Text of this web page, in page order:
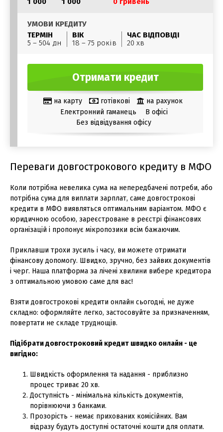
УМОВИ КРЕДИТУ
ТЕРМІН
5 – 504 дн
ВІК
18 – 75 років
ЧАС ВІДПОВІДІ
20 хв
Отримати кредит
на карту готівкові
на рахунок
Електронний гаманець
В офісі
Без відвідування офісу
Переваги довгострокового кредиту в МФО
Коли потрібна невелика сума на непередбачені потреби, або
потрібна сума для виплати зарплат, саме довгострокові
кредити в МФО виявляться оптимальним варіантом. МФО є
юридичною особою, зареєстроване в реєстрі фінансових
організацій і пропонує мікропозики всім бажаючим.
Приклавши трохи зусиль і часу, ви можете отримати
фінансову допомогу. Швидко, зручно, без зайвих документів
і черг. Наша платформа за лічені хвилини вибере кредитора
з оптимальною умовою саме для вас!
Взяти довгострокові кредити онлайн сьогодні, не дуже
складно: оформляйте легко, застосовуйте за призначенням,
повертати не складе труднощів.
Підібрати довгостроковий кредит швидко онлайн - це
вигідно:
Швидкість оформлення та надання - приблизно
процес триває 20 хв.
Доступність - мінімальна кількість документів,
порівнюючи з банками.
Прозорість - немає прихованих комісійних. Вам
відразу будуть доступні остаточні кошти для оплати.